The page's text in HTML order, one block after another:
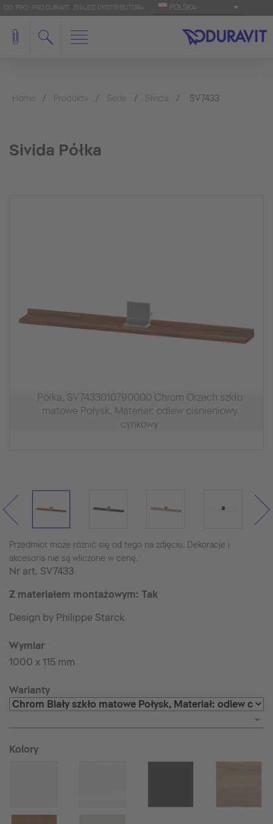
DO 'PRO': PRO.DURAVIT ZNAJDŹ DYSTRYBUTORA POLSKA
Home Produkty Serie Sivida SV7433
Sivida Półka
Półka, SV7433010790000 Chrom Orzech szkło
matowe Połysk, Materiał: odlew ciśnieniowy
cynkowy
Przedmiot może różnić się od tego na zdjęciu. Dekoracje i
akcesoria nie są wliczone w cenę.
Nr art. SV7433
Z materiałem montażowym: Tak
Design by Philippe Starck
Wymiar
1000 x 115 mm
Warianty
Kolory